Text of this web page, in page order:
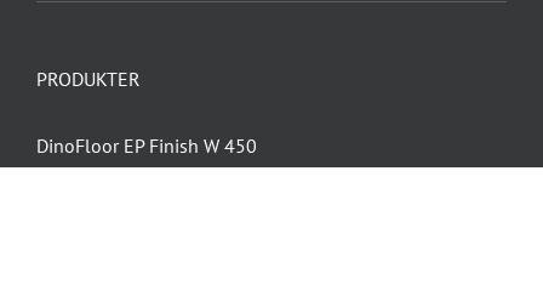
PRODUKTER
DinoFloor EP Finish W 450